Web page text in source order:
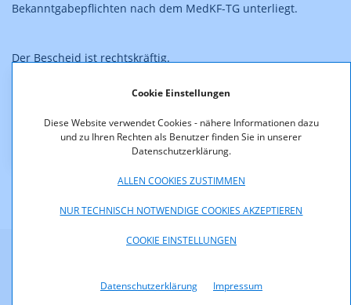
Cookie Einstellungen
Diese Website verwendet Cookies - nähere Informationen dazu
und zu Ihren Rechten als Benutzer finden Sie in unserer
Datenschutzerklärung.
ALLEN COOKIES ZUSTIMMEN
NUR TECHNISCH NOTWENDIGE COOKIES AKZEPTIEREN
COOKIE EINSTELLUNGEN
Datenschutzerklärung Impressum
Bekanntgabepflichten nach dem MedKF-TG unterliegt.
Der Bescheid ist rechtskräftig.
KOA_13020_13-261.pdf (pdf, 117,1 KB)
Weitere Informationen